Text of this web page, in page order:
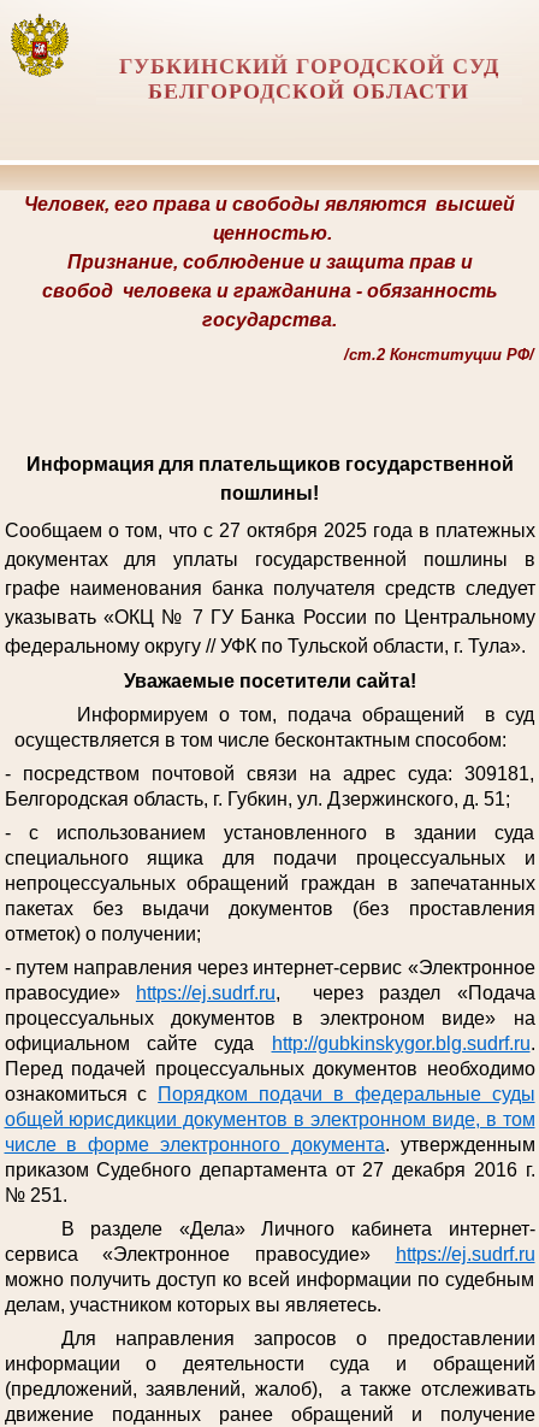
ГУБКИНСКИЙ ГОРОДСКОЙ СУД
БЕЛГОРОДСКОЙ ОБЛАСТИ
Человек, его права и свободы являются высшей
ценностью.
Признание, соблюдение и защита прав и
свобод человека и гражданина - обязанность
государства.
/ст.2 Конституции РФ/
Информация для плательщиков государственной
пошлины!
Сообщаем о том, что с 27 октября 2025 года в платежных
документах для уплаты государственной пошлины в
графе наименования банка получателя средств следует
указывать «ОКЦ № 7 ГУ Банка России по Центральному
федеральному округу // УФК по Тульской области, г. Тула».
Уважаемые посетители сайта!
Информируем о том, подача обращений в суд
осуществляется в том числе бесконтактным способом:
- посредством почтовой связи на адрес суда: 309181,
Белгородская область, г. Губкин, ул. Дзержинского, д. 51;
- с использованием установленного в здании суда
специального ящика для подачи процессуальных и
непроцессуальных обращений граждан в запечатанных
пакетах без выдачи документов (без проставления
отметок) о получении;
- путем направления через интернет-сервис «Электронное
правосудие»
https://ej.sudrf.ru, через раздел «Подача
процессуальных документов в электроном виде» на
официальном сайте суда
http://gubkinskygor.blg.sudrf.ru.
Перед подачей процессуальных документов необходимо
ознакомиться с
Порядком подачи в федеральные суды
общей юрисдикции документов в электронном виде, в том
числе в форме электронного документа. утвержденным
приказом Судебного департамента от 27 декабря 2016 г.
№ 251.
В разделе «Дела» Личного кабинета интернет-
сервиса «Электронное правосудие»
https://ej.sudrf.ru
можно получить доступ ко всей информации по судебным
делам, участником которых вы являетесь.
Для направления запросов о предоставлении
информации о деятельности суда и обращений
(предложений, заявлений, жалоб), а также отслеживать
движение поданных ранее обращений и получение